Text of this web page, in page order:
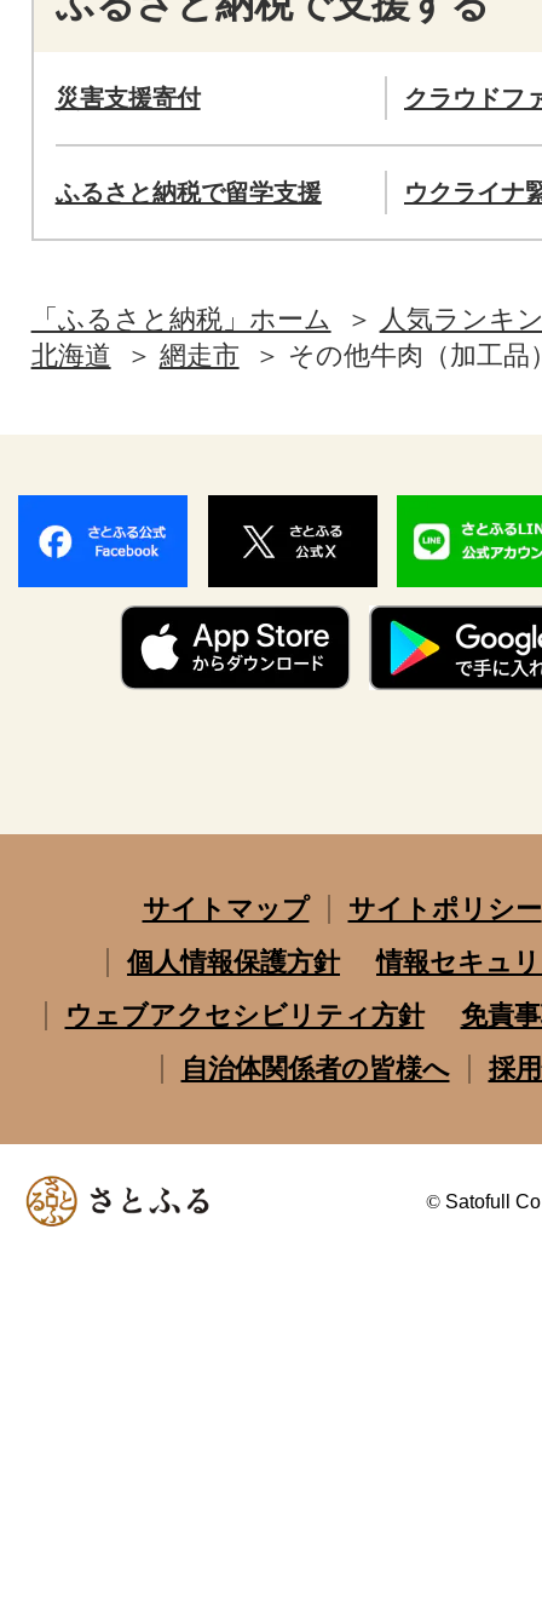
災害支援寄付 クラウドフ
ふるさと納税で留学支援 ウクライナ
「ふるさと納税」ホーム
人気ランキ
北海道
網走市 その他牛肉（加工品
サイトマップ
サイトポリシー
個人情報保護方針
情報セキュ
ウェブアクセシビリティ方針
免責
自治体関係者の皆様へ
採
© Satofull